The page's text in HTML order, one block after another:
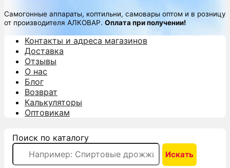
Самогонные аппараты, коптильни, самовары оптом и в розницу
от производителя АЛКОВАР. Оплата при получении!
Контакты и адреса магазинов
Доставка
Отзывы
О нас
Блог
Возврат
Калькуляторы
Оптовикам
Поиск по каталогу